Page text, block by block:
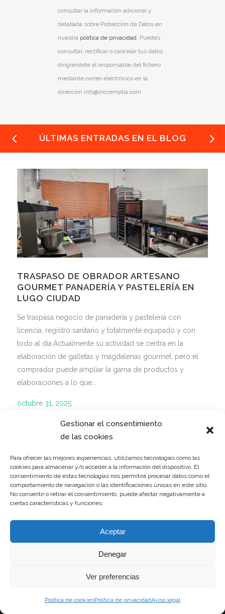
Gestionar el consentimiento
de las cookies
Para ofrecer las mejores experiencias, utilizamos tecnologías como las
cookies para almacenar y/o acceder a la información del dispositivo. El
consentimiento de estas tecnologías nos permitirá procesar datos como el
comportamiento de navegación o las identificaciones únicas en este sitio.
No consentir o retirar el consentimiento, puede afectar negativamente a
ciertas características y funciones.
Aceptar
Denegar
Ver preferencias
Política de cookiesPolítica de privacidadAviso legal
consultar la información adicional y
detallada sobre Protección de Datos en
nuestra política de privacidad. Puedes
consultar, rectificar o cancelar tus datos
dirigiéndote al responsable del fichero
mediante correo electrónico en la
dirección info@incremptia.com.
ÚLTIMAS ENTRADAS EN EL BLOG
TRASPASO DE OBRADOR ARTESANO
GOURMET PANADERÍA Y PASTELERÍA EN
LUGO CIUDAD
Se traspasa negocio de panadería y pastelería con
licencia, registro sanitario y totalmente equipado y con
todo al día.Actualmente su actividad se centra en la
elaboración de galletas y magdalenas gourmet, pero el
comprador puede ampliar la gama de productos y
elaboraciones a lo que...
octubre 31, 2025
IR A TODAS LAS ENTRADAS DEL BLOG
accesibilidad